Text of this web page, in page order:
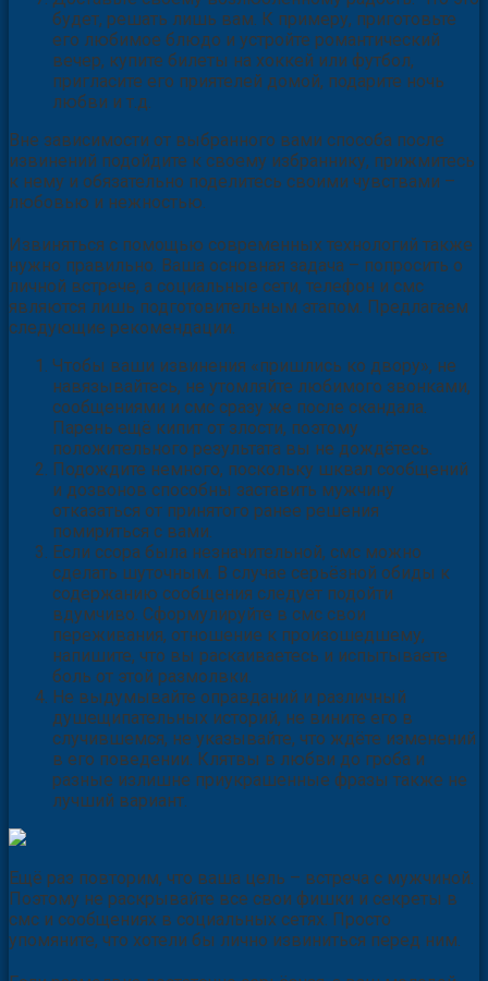
Доставьте своему возлюбленному радость. Что это
будет, решать лишь вам. К примеру, приготовьте
его любимое блюдо и устройте романтический
вечер, купите билеты на хоккей или футбол,
пригласите его приятелей домой, подарите ночь
Вне зависимости от выбранного вами способа после
извинений подойдите к своему избраннику, прижмитесь
к нему и обязательно поделитесь своими чувствами –
Извиняться с помощью современных технологий также
нужно правильно. Ваша основная задача – попросить о
личной встрече, а социальные сети, телефон и смс
являются лишь подготовительным этапом. Предлагаем
Чтобы ваши извинения «пришлись ко двору», не
навязывайтесь, не утомляйте любимого звонками,
сообщениями и смс сразу же после скандала.
Парень ещё кипит от злости, поэтому
положительного результата вы не дождётесь.
Подождите немного, поскольку шквал сообщений
и дозвонов способны заставить мужчину
отказаться от принятого ранее решения
помириться с вами.
Если ссора была незначительной, смс можно
сделать шуточным. В случае серьёзной обиды к
содержанию сообщения следует подойти
вдумчиво. Сформулируйте в смс свои
переживания, отношение к произошедшему,
напишите, что вы раскаиваетесь и испытываете
боль от этой размолвки.
Не выдумывайте оправданий и различный
душещипательных историй, не вините его в
случившемся, не указывайте, что ждёте изменений
в его поведении. Клятвы в любви до гроба и
разные излишне приукрашенные фразы также не
Ещё раз повторим, что ваша цель – встреча с мужчиной.
Поэтому не раскрывайте все свои фишки и секреты в
смс и сообщениях в социальных сетях. Просто